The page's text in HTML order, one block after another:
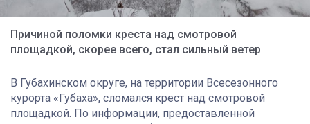
Причиной поломки креста над смотровой
площадкой, скорее всего, стал сильный ветер
В Губахинском округе, на территории Всесезонного
курорта «Губаха», сломался крест над смотровой
площадкой. По информации, предоставленной